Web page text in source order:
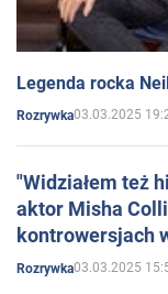
Legenda rocka
Rozrywka03.03.2025
"Widziałem też
aktor Misha
kontrowersjach
Rozrywka03.03.2025